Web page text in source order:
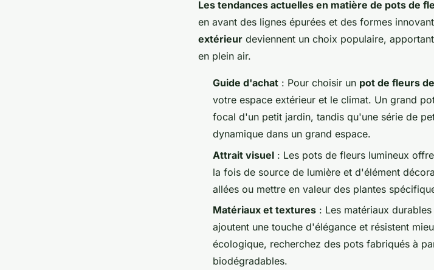
Les tendances actuelles en matière de pots de
en avant des lignes épurées et des formes
extérieur deviennent un choix populaire,
en plein air.
Guide d'achat : Pour choisir un pot de fleurs
votre espace extérieur et le climat. Un grand
focal d'un petit jardin, tandis qu'une série de
dynamique dans un grand espace.
Attrait visuel : Les pots de fleurs lumineux
la fois de source de lumière et d'élément
allées ou mettre en valeur des plantes
Matériaux et textures : Les matériaux
ajoutent une touche d'élégance et résistent
écologique, recherchez des pots fabriqués à
biodégradables.